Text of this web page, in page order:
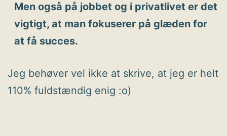
Men også på jobbet og i privatlivet er det
vigtigt, at man fokuserer på glæden for
at få succes.
Jeg behøver vel ikke at skrive, at jeg er helt
110% fuldstændig enig :o)